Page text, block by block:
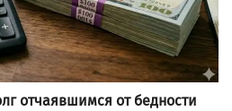
отчаявшимся от бедности